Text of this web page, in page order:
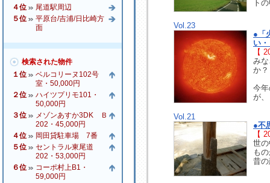
ト
Vol.23
●「
い
【
み
か？
今
が
Vol.21
●不
【
世
も
昔
４位
尾道駅周辺
５位
平原台/吉浦/日比崎方
面
検索された物件
１位
ベルコリーヌ102号
室・50,000円
２位
ハイツプリモ101・
50,000円
３位
メゾンあすか3DK Ｂ
202・45,000円
４位
岡田貸駐車場 7番
５位
セントラル東尾道
202・53,000円
６位
コーポ村上B1・
59,000円